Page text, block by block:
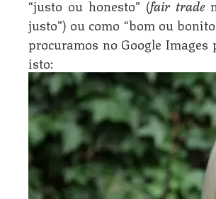
“justo ou honesto” (fair trade
justo”) ou como “bom ou
procuramos no Google
isto: